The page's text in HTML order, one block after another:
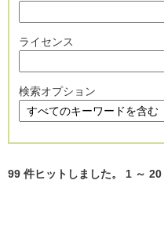
ライセンス
検索オプション
99 件ヒットしました。 1 ～ 20